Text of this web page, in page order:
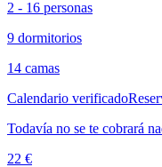
2 - 16 personas
9 dormitorios
14 camas
Calendario verificado
Todavía no se te cobrará
22 €